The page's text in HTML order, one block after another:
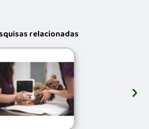
relacionadas
›